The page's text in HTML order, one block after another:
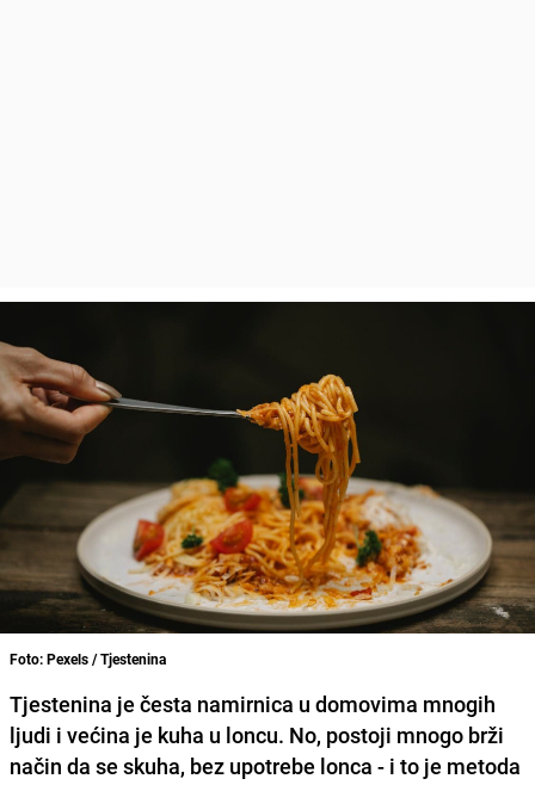
Foto: Pexels / Tjestenina
Tjestenina je česta namirnica u domovima mnogih
ljudi i većina je kuha u loncu. No, postoji mnogo brži
način da se skuha, bez upotrebe lonca - i to je metoda